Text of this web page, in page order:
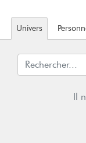
Univers
Il